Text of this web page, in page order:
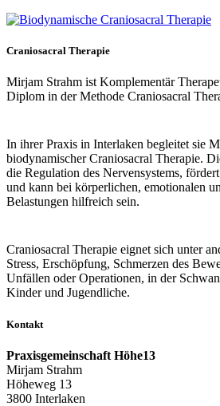
Craniosacral Therapie
Mirjam Strahm ist Komplementär
Diplom in der Methode Craniosacral
In ihrer Praxis in Interlaken begleitet sie
biodynamischer Craniosacral Therapie.
die Regulation des Nervensystems,
und kann bei körperlichen, emotionalen
Belastungen hilfreich sein.
Craniosacral Therapie eignet sich unter
Stress, Erschöpfung, Schmerzen des
Unfällen oder Operationen, in der
Kinder und Jugendliche.
Kontakt
Praxisgemeinschaft Höhe13
Mirjam Strahm
Höheweg 13
3800 Interlaken